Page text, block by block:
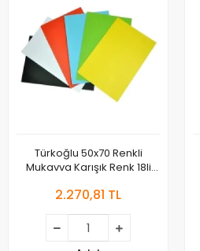
Türkoğlu 50x70 Renkli
Mukavva Karışık Renk 18li
2.270,81 TL